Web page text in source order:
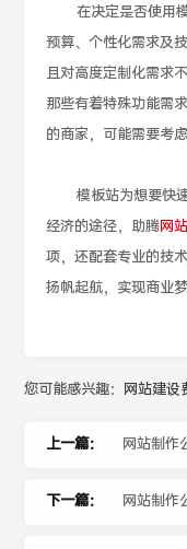
在决定是否使用
预算、个性化需求及
且对高度定制化需求
那些有着特殊功能需
的商家，可能需要考
模板站为想要快
经济的途径，助腾网
项，还配套专业的技
扬帆起航，实现商业梦
您可能感兴趣： 网站建设
上一篇： 网站制作
哪些优劣
下一篇： 网站制作